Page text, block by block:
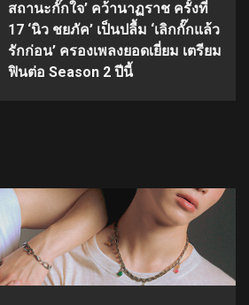
สถานะกั๊กใจ’ คว้านาฏราช ครั้งที่
17 ‘นิว ชยภัค’ เป็นปลื้ม ‘เลิกกั๊กแล้ว
รักก่อน’ ครองเพลงยอดเยี่ยม เตรียม
ฟินต่อ Season 2 ปีนี้